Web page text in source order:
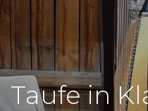
Taufe in